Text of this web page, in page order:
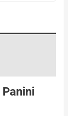
Panini